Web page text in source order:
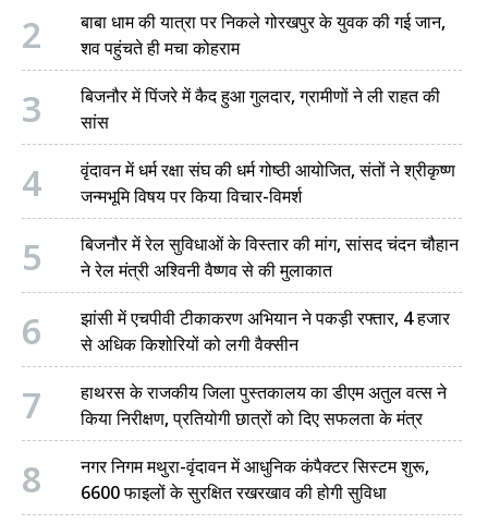
2
बाबा धाम की यात्रा पर निकले गोरखपुर के युवक की गई जान,
शव पहुंचते ही मचा कोहराम
3
बिजनौर में पिंजरे में कैद हुआ गुलदार, ग्रामीणों ने ली राहत की
सांस
4
वृंदावन में धर्म रक्षा संघ की धर्म गोष्ठी आयोजित, संतों ने श्रीकृष्ण
जन्मभूमि विषय पर किया विचार-विमर्श
5
बिजनौर में रेल सुविधाओं के विस्तार की मांग, सांसद चंदन चौहान
ने रेल मंत्री अश्विनी वैष्णव से की मुलाकात
6
झांसी में एचपीवी टीकाकरण अभियान ने पकड़ी रफ्तार, 4 हजार
से अधिक किशोरियों को लगी वैक्सीन
7
हाथरस के राजकीय जिला पुस्तकालय का डीएम अतुल वत्स ने
किया निरीक्षण, प्रतियोगी छात्रों को दिए सफलता के मंत्र
8
नगर निगम मथुरा-वृंदावन में आधुनिक कंपैक्टर सिस्टम शुरू,
6600 फाइलों के सुरक्षित रखरखाव की होगी सुविधा